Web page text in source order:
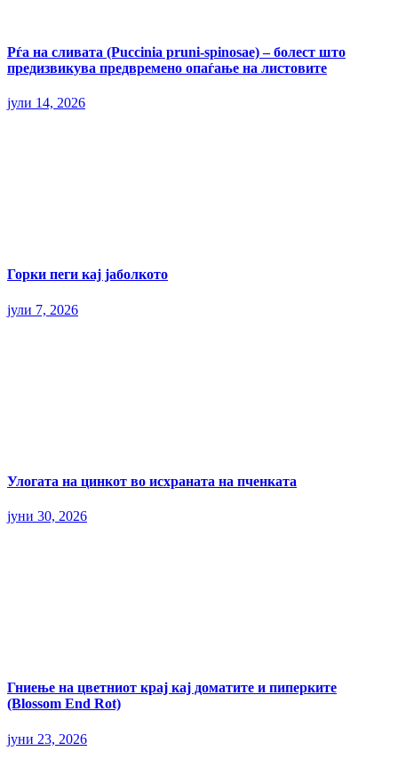
Рѓа на сливата (Puccinia pruni-spinosae) – болест што
предизвикува предвремено опаѓање на листовите
јули 14, 2026
Горки пеги кај јаболкото
јули 7, 2026
Улогата на цинкот во исхраната на пченката
јуни 30, 2026
Гниење на цветниот крај кај доматите и пиперките
(Blossom End Rot)
јуни 23, 2026